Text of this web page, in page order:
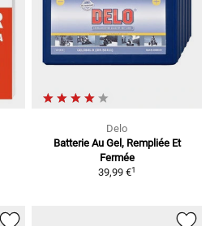
Delo
Batterie Au Gel, Rempliée Et
Fermée
39,99 €1